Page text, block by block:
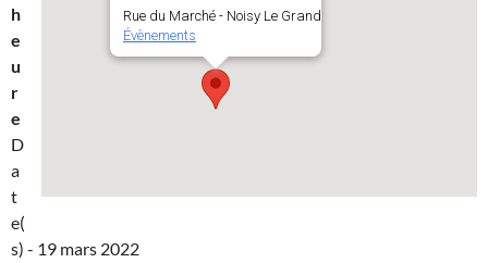
Rue du Marché - Noisy Le Grand
Évènements
h
e
u
r
e
D
a
t
e(
s) - 19 mars 2022